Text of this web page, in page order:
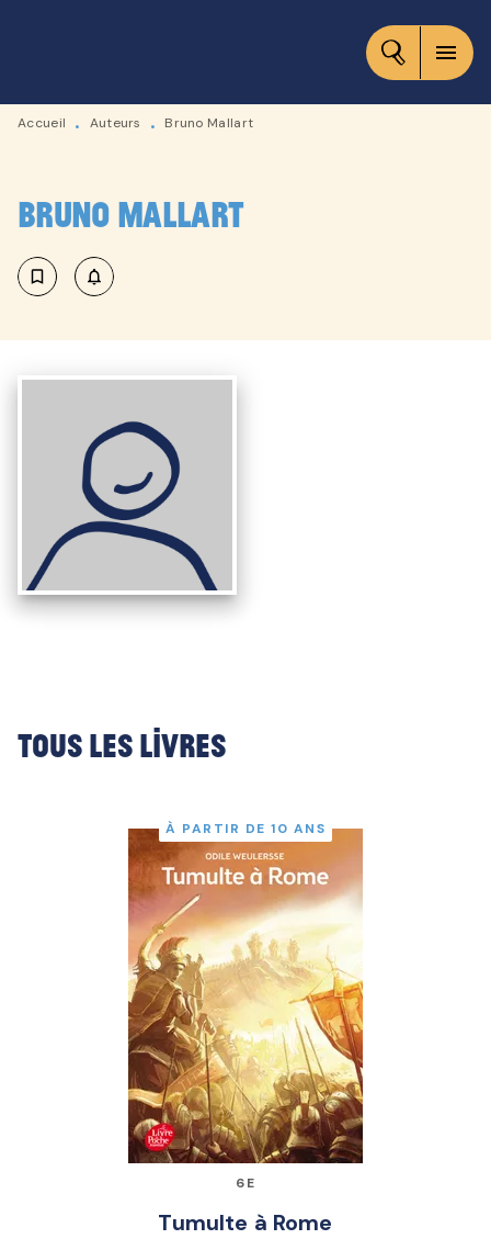
CONTENU
menu
Accueil • Auteurs • Bruno Mallart
Bruno Mallart
bookmark_border notifications_none_outlined
Tous les livres
À PARTIR DE 10 ANS
6E
Tumulte à Rome